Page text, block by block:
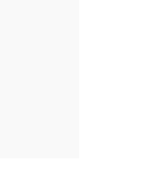
페이지